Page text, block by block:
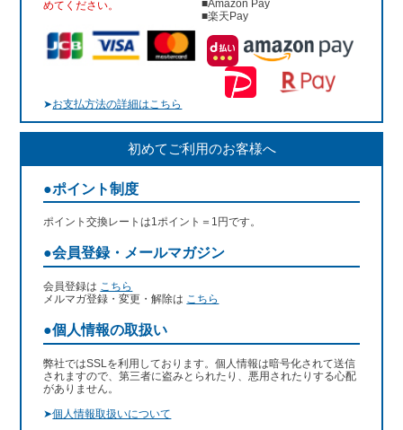
めてください。
■Amazon Pay
■楽天Pay
➤お支払方法の詳細はこちら
初めてご利用のお客様へ
●ポイント制度
ポイント交換レートは1ポイント＝1円です。
●会員登録・メールマガジン
会員登録は こちら
メルマガ登録・変更・解除は こちら
●個人情報の取扱い
弊社ではSSLを利用しております。個人情報は暗号化されて送信
されますので、第三者に盗みとられたり、悪用されたりする心配
がありません。
➤個人情報取扱いについて